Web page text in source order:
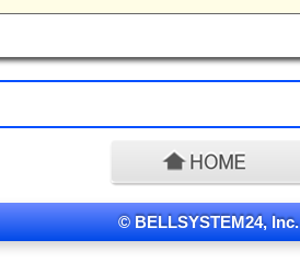
© BELLSYSTEM24, Inc.